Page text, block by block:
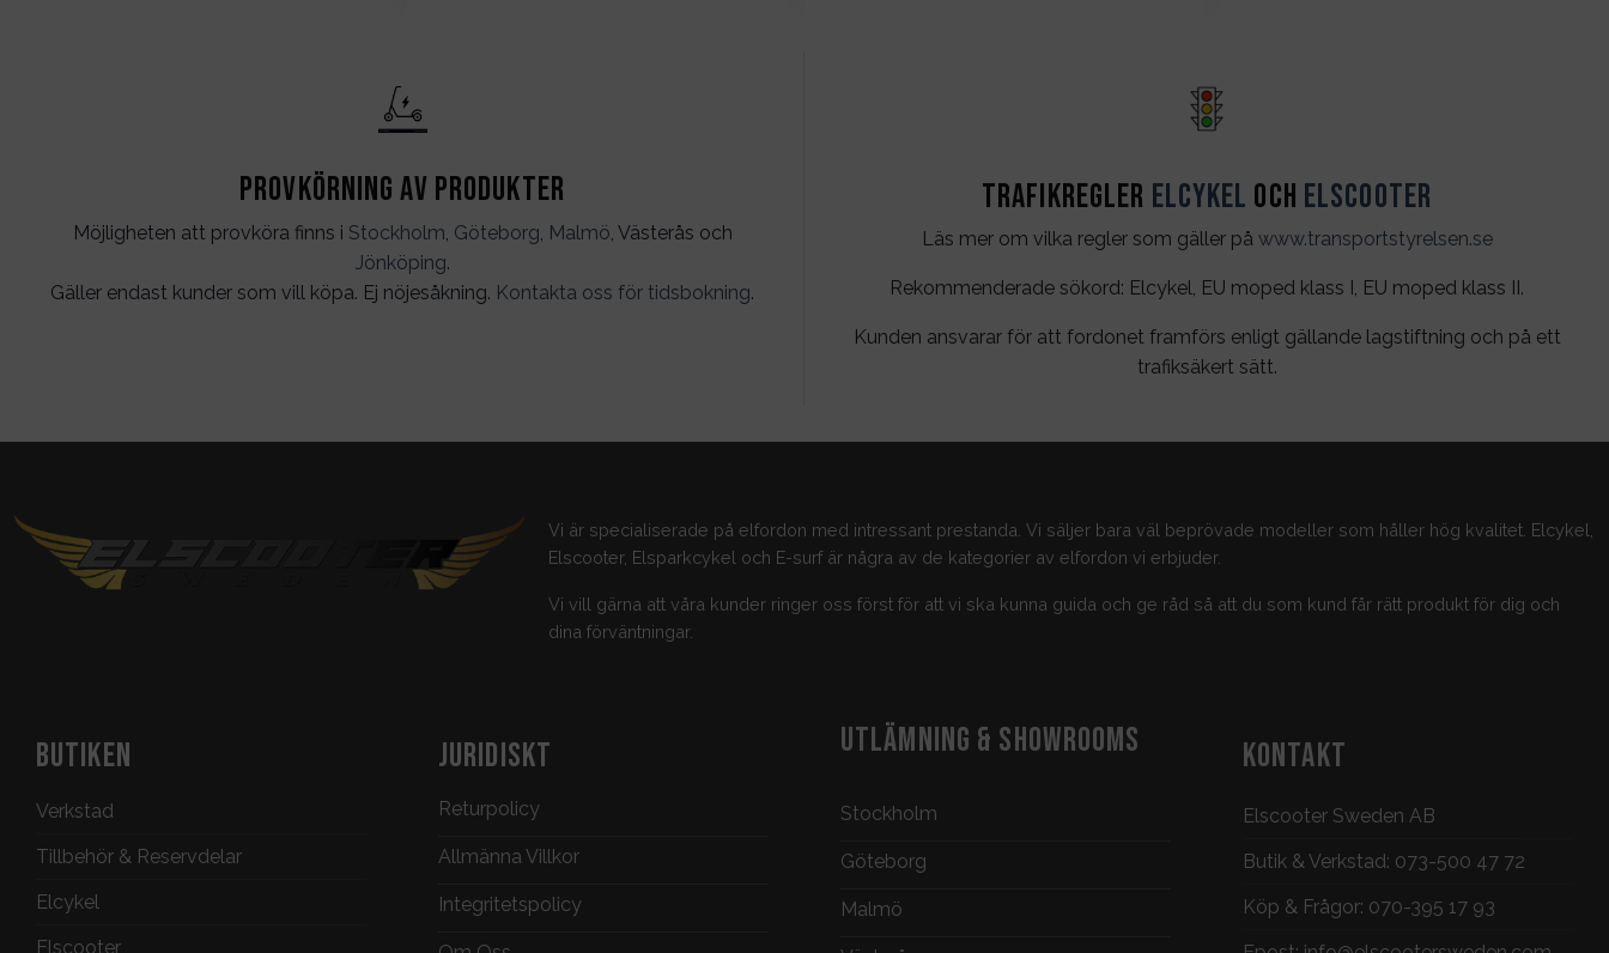
Provkörning av produkter
Möjligheten att provköra finns i Stockholm Göteborg Malmö , Västerås och
Jönköping.
Gäller endast kunder som vill köpa. Ej nöjesåkning. Kontakta oss för tidsbokning.
Trafikregler Elcykel och Elscooter
Läs mer om vilka regler som gäller på www.transportstyrelsen.se
Rekommenderade sökord: Elcykel, EU moped klass I, EU moped klass II.
Kunden ansvarar för att fordonet framförs enligt gällande lagstiftning och på ett
trafiksäkert sätt.
Vi är specialiserade på elfordon med intressant prestanda. Vi säljer bara väl beprövade modeller som håller hög kvalitet. Elcykel,
Elscooter, Elsparkcykel och E-surf är några av de kategorier av elfordon vi erbjuder.
Vi vill gärna att våra kunder ringer oss först för att vi ska kunna guida och ge råd så att du som kund får rätt produkt för dig och
dina förväntningar.
BUTIKEN
Verkstad
Tillbehör & Reservdelar
Elcykel
Elscooter
JURIDISKT
Returpolicy
Allmänna Villkor
Integritetspolicy
UTLÄMNING & SHOWROOMS
Stockholm
Göteborg
Malmö
KONTAKT
Elscooter Sweden AB
Butik & Verkstad: 073-500 47 72
Köp & Frågor: 070-395 17 93